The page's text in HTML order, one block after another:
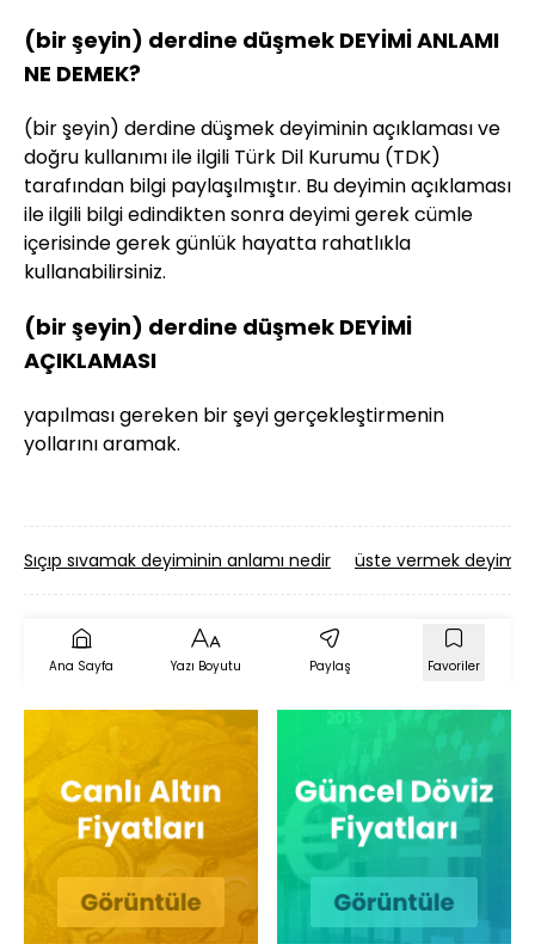
(bir şeyin) derdine düşmek DEYİMİ ANLAMI
NE DEMEK?
(bir şeyin) derdine düşmek deyiminin açıklaması ve
doğru kullanımı ile ilgili Türk Dil Kurumu (TDK)
tarafından bilgi paylaşılmıştır. Bu deyimin açıklaması
ile ilgili bilgi edindikten sonra deyimi gerek cümle
içerisinde gerek günlük hayatta rahatlıkla
kullanabilirsiniz.
(bir şeyin) derdine düşmek DEYİMİ
AÇIKLAMASI
yapılması gereken bir şeyi gerçekleştirmenin
yollarını aramak.
Sıçıp sıvamak deyiminin anlamı nedir üste vermek
Ana Sayfa Yazı Boyutu Paylaş Favoriler